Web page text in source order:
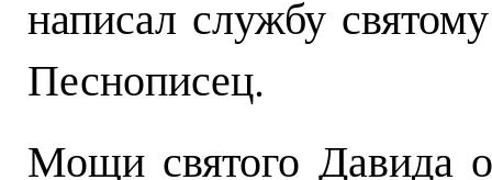
написал службу
Песнописец.
Мощи святого Давида